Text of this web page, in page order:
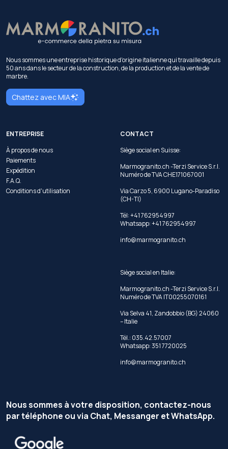
Nous sommes une entreprise historique d'origine italienne qui travaille depuis
50 ans dans le secteur de la construction, de la production et de la vente de
marbre.
Chattez avec MIA
ENTREPRISE
À propos de nous
Paiements
Expédition
F.A.Q.
Conditions d'utilisation
CONTACT
Siège social en Suisse:
Marmogranito.ch -Terzi Service S.r.l.
Numéro de TVA CHE171067001
Via Carzo 5, 6900 Lugano-Paradiso
(CH-TI)
Tél: +41 762954997
Whatsapp:+41 762954997
info@marmogranito.ch
Siège social en Italie:
Marmogranito.ch -Terzi Service S.r.l.
Numéro de TVA IT00255070161
Via Selva 41, Zandobbio (BG) 24060
– Italie
Tél.: 035.42.57007
Whatsapp: 351 7720025
info@marmogranito.ch
Nous sommes à votre disposition, contactez-nous
par téléphone ou via Chat, Messanger et WhatsApp.